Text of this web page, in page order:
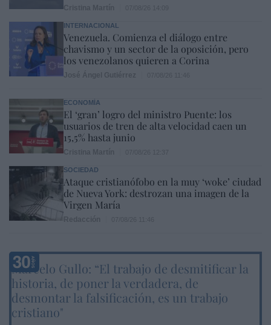
INTERNACIONAL
Venezuela. Comienza el diálogo entre
chavismo y un sector de la oposición, pero
los venezolanos quieren a Corina
ECONOMÍA
El ‘gran’ logro del ministro Puente: los
usuarios de tren de alta velocidad caen un
15,5% hasta junio
SOCIEDAD
Ataque cristianófobo en la muy ‘woke’ ciudad
de Nueva York: destrozan una imagen de la
Virgen María
Marcelo Gullo: “El trabajo de desmitificar la
historia, de poner la verdadera, de
desmontar la falsificación, es un trabajo
cristiano"